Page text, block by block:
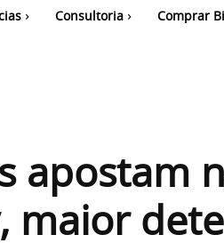
Consultoria Comprar
apostam
maior